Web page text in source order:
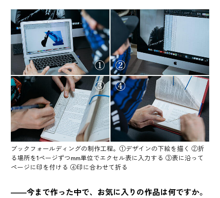
ブックフォールディングの制作工程。①デザインの下絵を描く ②折
る場所を1ページずつmm単位でエクセル表に入力する ③表に沿って
ページに印を付ける ④印に合わせて折る
――今まで作った中で、お気に入りの作品は何ですか。